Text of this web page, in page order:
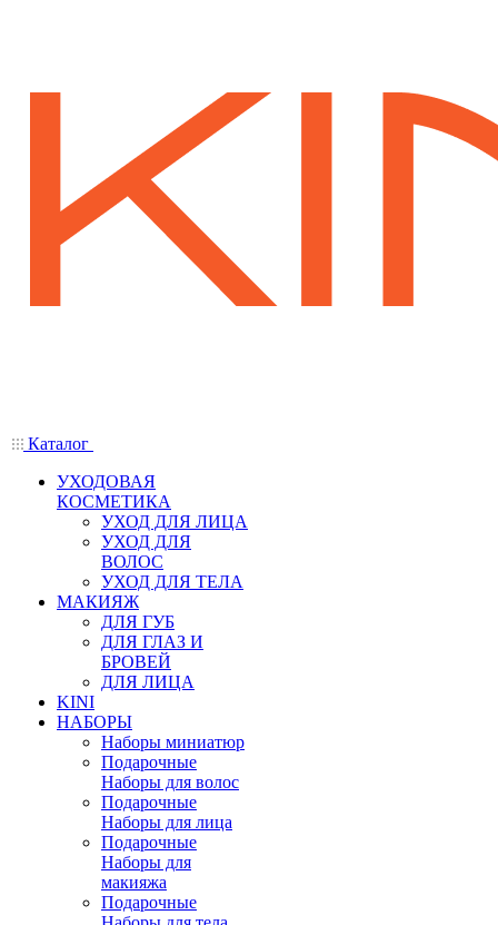
Каталог
УХОДОВАЯ
КОСМЕТИКА
УХОД ДЛЯ ЛИЦА
УХОД ДЛЯ
ВОЛОС
УХОД ДЛЯ ТЕЛА
МАКИЯЖ
ДЛЯ ГУБ
ДЛЯ ГЛАЗ И
БРОВЕЙ
ДЛЯ ЛИЦА
KINI
НАБОРЫ
Наборы миниатюр
Подарочные
Наборы для волос
Подарочные
Наборы для лица
Подарочные
Наборы для
макияжа
Подарочные